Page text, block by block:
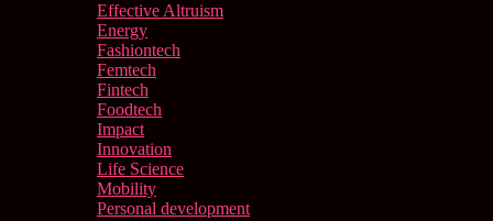
Effective Altruism
Energy
Fashiontech
Femtech
Fintech
Foodtech
Impact
Innovation
Life Science
Mobility
Personal development